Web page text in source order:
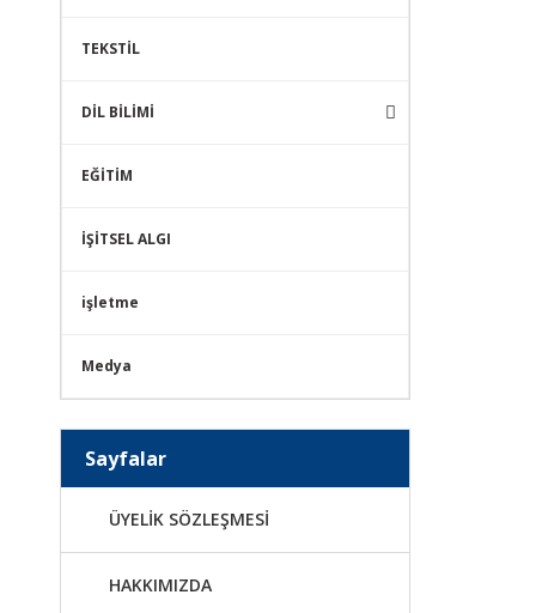
TEKSTİL
DİL BİLİMİ
EĞİTİM
İŞİTSEL ALGI
işletme
Medya
Sayfalar
ÜYELİK SÖZLEŞMESİ
HAKKIMIZDA